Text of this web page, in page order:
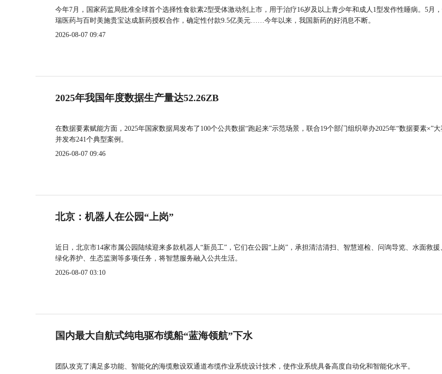
今年7月，国家药监局批准全球首个选择性食欲素2型受体激动剂上市，用于治疗16岁及以上青少年和成人1型发作性睡病。5月
瑞医药与百时美施贵宝达成新药授权合作，确定性付款9.5亿美元……今年以来，我国新药的好消息不断。
2026-08-07 09:47
2025年我国年度数据生产量达52.26ZB
在数据要素赋能方面，2025年国家数据局发布了100个公共数据“跑起来”示范场景，联合19个部门组织举办2025年“数据要素×”大
并发布241个典型案例。
2026-08-07 09:46
北京：机器人在公园“上岗”
近日，北京市14家市属公园陆续迎来多款机器人“新员工”，它们在公园“上岗”，承担清洁清扫、智慧巡检、问询导览、水面救援
绿化养护、生态监测等多项任务，将智慧服务融入公共生活。
2026-08-07 03:10
国内最大自航式纯电驱布缆船“蓝海领航”下水
团队攻克了满足多功能、智能化的海缆敷设双通道布缆作业系统设计技术，使作业系统具备高度自动化和智能化水平。